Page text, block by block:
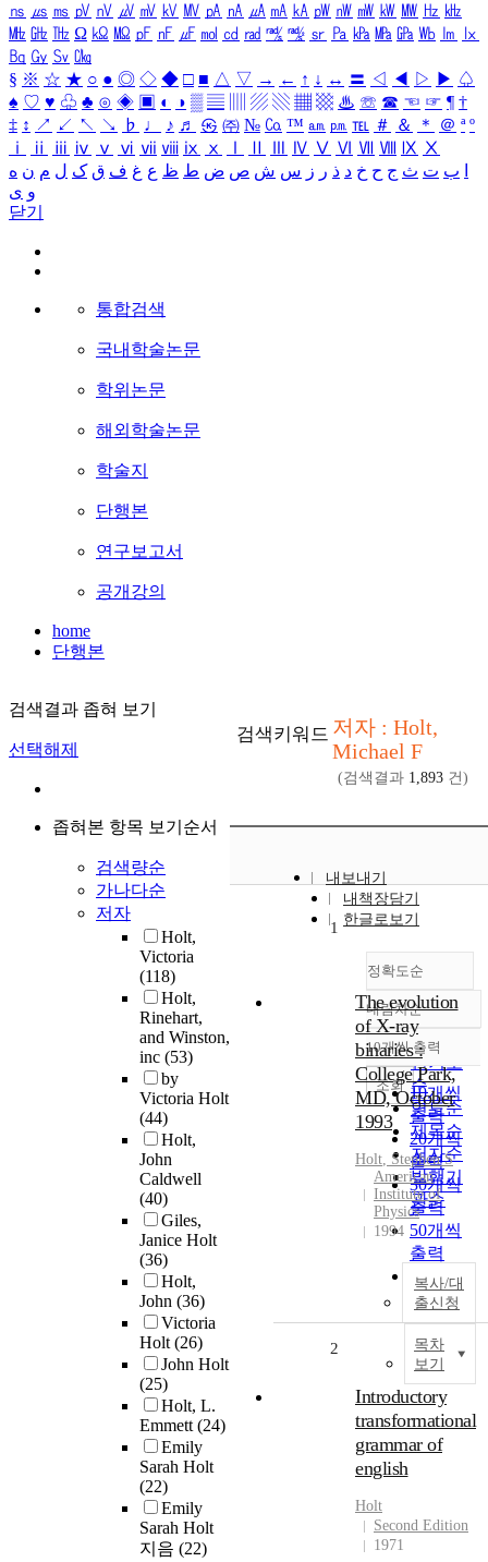
㎱ ㎲ ㎳ ㎴ ㎵ ㎶ ㎷ ㎸ ㎹ ㎀ ㎁ ㎂ ㎃ ㎄ ㎺ ㎻ ㎽ ㎾ ㎿ ㎐ ㎑
㎒ ㎓ ㎔ Ω ㏀ ㏁ ㎊ ㎋ ㎌ ㏖ ㏅ ㎭ ㎮ ㎯ ㏛ ㎩ ㎪ ㎫ ㎬ ㏝ ㏐
㏓
㏃ ㏉ ㏜ ㏆
§ ※ ☆ ★ ○ ● ◎ ◇ ◆ □ ■ △ ▽ → ← ↑ ↓ ↔ 〓 ◁ ◀ ▷ ▶ ♤
♠ ♡ ♥ ♧ ♣ ⊙ ◈ ▣ ◐ ◑ ▒ ▤ ▨ ▧ ▦ ▩ ♨ ☏ ☎ ☜ ☞ ¶ †
‡ ↕ ↗ ↙ ↖ ↘ ♭ ♩ ♪ ♬ ㉿ ㈜ № ㏇ ™ ㏂ ㏘ ℡ ＃ ＆ ＊ ＠ ª º
ⅰ
ⅱ ⅲ ⅳ ⅴ ⅵ ⅶ ⅷ ⅸ ⅹ Ⅳ Ⅴ Ⅵ Ⅶ Ⅷ Ⅸ Ⅹ
ب ت ث ج ح خ د ذ ر ز س ش ص ض ط ظ ع غ ف ق ک ل م ن ه
و ی
닫기
통합검색
국내학술논문
학위논문
해외학술논문
학술지
단행본
연구보고서
공개강의
home
단행본
검색결과 좁혀 보기
선택해제
좁혀본 항목 보기순서
검색량순
가나다순
저자
Holt,
Victoria
(118)
Holt,
Rinehart,
and Winston,
inc (53)
by
Victoria Holt
(44)
Holt,
John
Caldwell
(40)
Giles,
Janice Holt
(36)
Holt,
John (36)
Victoria
Holt(26)
John Holt
(25)
Holt, L.
Emmett(24)
Emily
Sarah Holt
(22)
Emily
Sarah Holt
지음 (22)
검색키워드 저자 : Holt,
Michael F
(검색결과 1,893 건)
내보내기
내책장담기
한글로보기
정확도순
정확도
순
인기도
순
연도순
제목순
저자순
발행기
관순
내림차순
내림차순
10개씩 출력
10개씩
출력
20개씩
출력
30개씩
출력
50개씩
출력
100개씩
출력
조회
1
The evolution
of X-ray
binaries :
College Park,
MD, October
1993
Holt, Stephen S
American
Institute of
Physics
1994
복사/대
출신청
목차
보기
2
Introductory
transformational
grammar of
english
Holt
Second Edition
1971